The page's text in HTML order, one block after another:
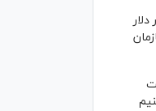
میلیون و ۴۰۰ هزار دلار